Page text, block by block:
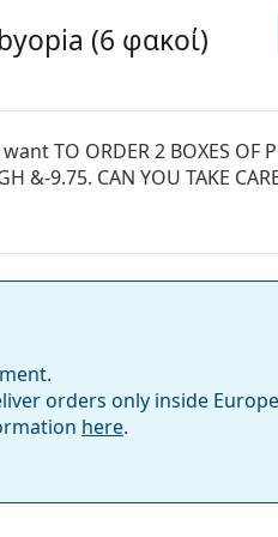
χρειάζεται;
Multi-Purpose 50 ml με
από τη χρήση.
επαφής
χρήσης για ύπνο
Υδρογέλης
(6 φακοί)
TO ORDER 2 BOXES OF
&-9.75. CAN YOU TAKE
orders only inside
here.